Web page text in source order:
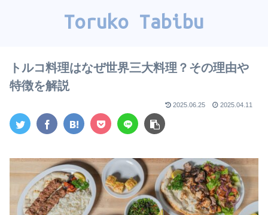
Toruko Tabibu
トルコ料理はなぜ世界三大料理？その理由や
特徴を解説
2025.06.25 2025.04.11